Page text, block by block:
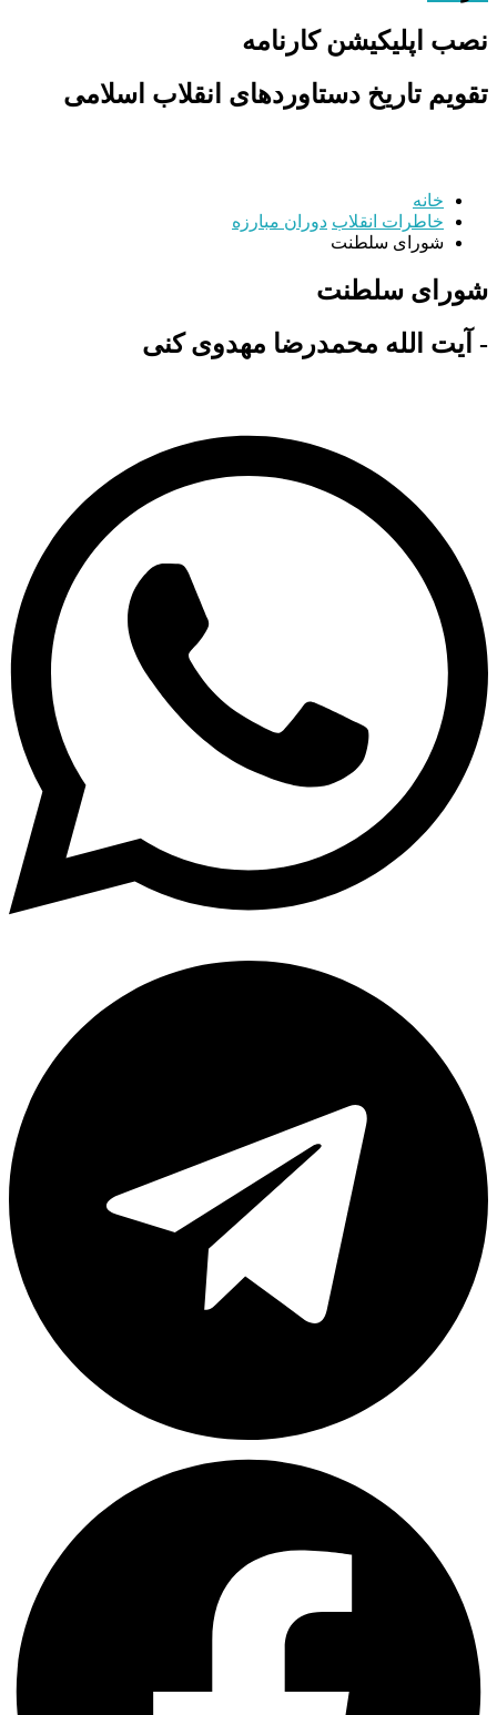
نصب اپلیکیشن کارنامه
تقویم تاریخ دستاوردهای انقلاب اسلامی
خانه
خاطرات انقلاب دوران مبارزه
شورای سلطنت
شورای سلطنت
- آیت الله محمدرضا مهدوی کنی